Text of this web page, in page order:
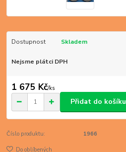
Dostupnost Skladem
Nejsme plátci DPH
1 675 Kč/ks
Přidat do košíku
Číslo produktu: 1966
Do oblíbených